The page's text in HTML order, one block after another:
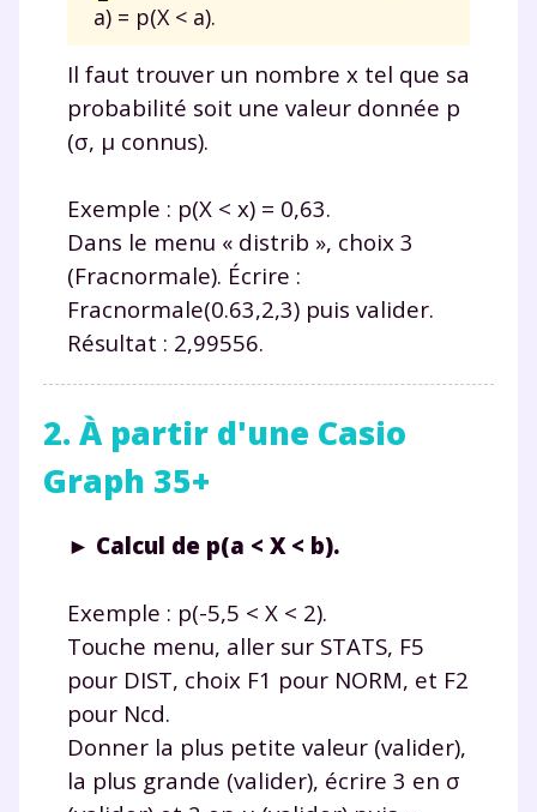
a) = p(X < a).
Il faut trouver un nombre x tel que sa
probabilité soit une valeur donnée p
(σ, μ connus).
Exemple : p(X < x) = 0,63.
Dans le menu « distrib », choix 3
(Fracnormale). Écrire :
Fracnormale(0.63,2,3) puis valider.
Résultat : 2,99556.
2. À partir d'une Casio
Graph 35+
► Calcul de p(a < X < b).
Exemple : p(-5,5 < X < 2).
Touche menu, aller sur STATS, F5
pour DIST, choix F1 pour NORM, et F2
pour Ncd.
Donner la plus petite valeur (valider),
la plus grande (valider), écrire 3 en σ